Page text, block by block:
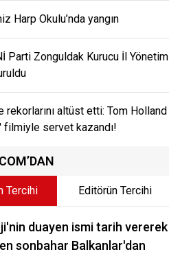
Harp Okulu’nda yangın
Parti Zonguldak Kurucu İl Yönetim
rekorlarını altüst etti: Tom Holland
filmiyle servet kazandı!
Tercihi Editörün Tercihi
duayen ismi tarih vererek
sonbahar Balkanlar'dan